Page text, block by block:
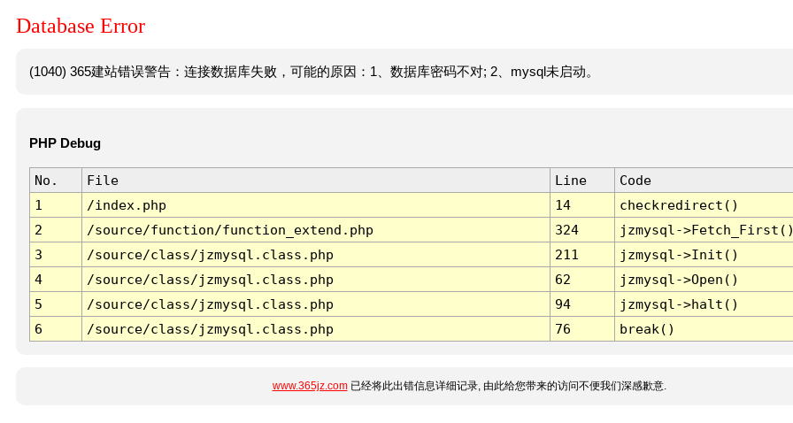
Database Error
(1040) 365建站错误警告：连接数据库失败，可能的原因：1、数据库密码不对; 2、mysql未启动。
PHP Debug
No. File Line
Code
1
/index.php 14
checkredirect()
2
/source/function/function_extend.php 324
jzmysql-
3
/source/class/jzmysql.class.php 211
jzmysql->Init()
4
/source/class/jzmysql.class.php 62
jzmysql->Open()
5
/source/class/jzmysql.class.php 94
jzmysql->halt()
6
/source/class/jzmysql.class.php 76 break()
www.365jz.com已经将此出错信息详细记录, 由此给您带来的访问不便我们深感歉意.